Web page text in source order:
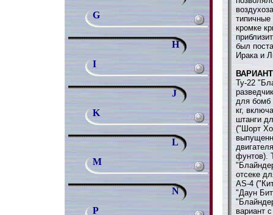
G
H
I
J
K
L
M
N
P
кромке
был
Ирака и
Ту-22
для бомб
кг,
штанги
("Шорт
фунтов).
отсеке
AS-4
"Даун
вариант